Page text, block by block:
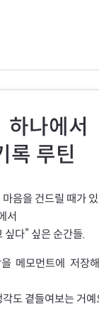
지 않으려고 시작한 매일의 습관,
공중부양 에디션) - 장기하
에 건네는 스물네 번의 다정한 안
창비 청소년문학상 수상작
나에서
록 루틴
음을 건드릴 때가
서
싶다” 싶은 순간들.
메모먼트에 저장
도 곁들여보는 거예